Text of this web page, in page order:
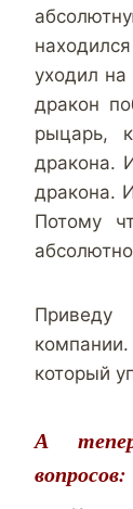
уходил
дракон
рыцарь,
дракона.
дракона.
Потому
который
А
вопросов: